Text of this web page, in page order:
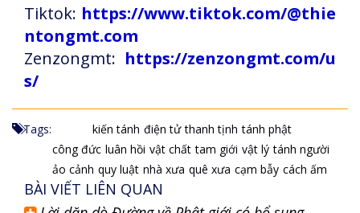
Tiktok: https://www.tiktok.com/@thie
ntongmt.com
Zenzongmt: https://zenzongmt.com/u
s/
Tags: kiến tánh điện tử thanh tịnh tánh phật
công đức luân hồi vật chất tam giới vật lý tánh người
ảo cảnh quy luật nhà xưa quê xưa cạm bẫy cách ấm
BÀI VIẾT LIÊN QUAN